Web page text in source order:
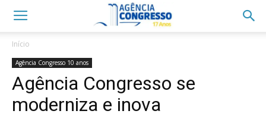
Início
Agência Congresso 10 anos
Agência Congresso se
moderniza e inova